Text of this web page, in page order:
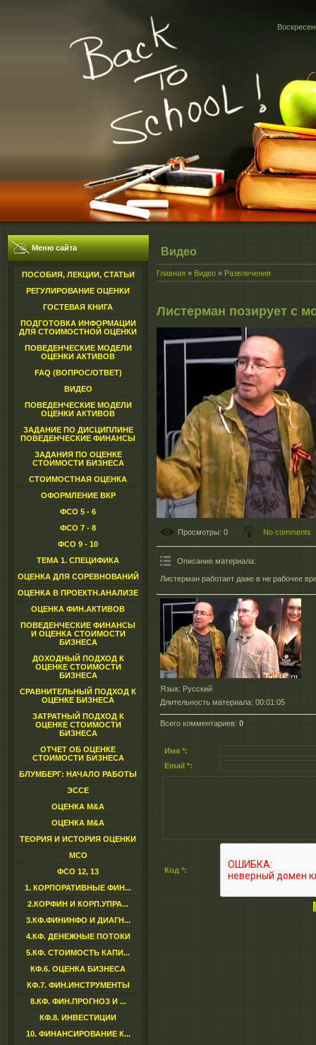
Меню сайта
ПОСОБИЯ, ЛЕКЦИИ, СТАТЬИ
РЕГУЛИРОВАНИЕ ОЦЕНКИ
ГОСТЕВАЯ КНИГА
ПОДГОТОВКА ИНФОРМАЦИИ
ДЛЯ СТОИМОСТНОЙ ОЦЕНКИ
ПОВЕДЕНЧЕСКИЕ МОДЕЛИ
ОЦЕНКИ АКТИВОВ
FAQ (ВОПРОС/ОТВЕТ)
ВИДЕО
ПОВЕДЕНЧЕСКИЕ МОДЕЛИ
ОЦЕНКИ АКТИВОВ
ЗАДАНИЕ ПО ДИСЦИПЛИНЕ
ПОВЕДЕНЧЕСКИЕ ФИНАНСЫ
ЗАДАНИЯ ПО ОЦЕНКЕ
СТОИМОСТИ БИЗНЕСА
СТОИМОСТНАЯ ОЦЕНКА
ОФОРМЛЕНИЕ ВКР
ФСО 5 - 6
ФСО 7 - 8
ФСО 9 - 10
ТЕМА 1. СПЕЦИФИКА
ОЦЕНКА ДЛЯ СОРЕВНОВАНИЙ
ОЦЕНКА В ПРОЕКТН.АНАЛИЗЕ
ОЦЕНКА ФИН.АКТИВОВ
ПОВЕДЕНЧЕСКИЕ ФИНАНСЫ
И ОЦЕНКА СТОИМОСТИ
БИЗНЕСА
ДОХОДНЫЙ ПОДХОД К
ОЦЕНКЕ СТОИМОСТИ
БИЗНЕСА
СРАВНИТЕЛЬНЫЙ ПОДХОД К
ОЦЕНКЕ БИЗНЕСА
ЗАТРАТНЫЙ ПОДХОД К
ОЦЕНКЕ СТОИМОСТИ
БИЗНЕСА
ОТЧЕТ ОБ ОЦЕНКЕ
СТОИМОСТИ БИЗНЕСА
БЛУМБЕРГ: НАЧАЛО РАБОТЫ
ЭССЕ
ОЦЕНКА M&A
ОЦЕНКА M&A
ТЕОРИЯ И ИСТОРИЯ ОЦЕНКИ
МСО
ФСО 12, 13
1. КОРПОРАТИВНЫЕ ФИН...
2.КОРФИН И КОРП.УПРА...
3.КФ.ФИНИНФО И ДИАГН...
4.КФ. ДЕНЕЖНЫЕ ПОТОКИ
5.КФ. СТОИМОСТЬ КАПИ...
КФ.6. ОЦЕНКА БИЗНЕСА
КФ.7. ФИН.ИНСТРУМЕНТЫ
8.КФ. ФИН.ПРОГНОЗ И ...
КФ.8. ИНВЕСТИЦИИ
10. ФИНАНСИРОВАНИЕ К...
Видео
Главная » Видео » Развлечения
Листерман позирует с
Просмотры: 0 No comments
Описание материала:
Листерман работает даже в не рабочее
Язык: Русский
Длительность материала: 00:01:05
Всего комментариев: 0
Имя *:
Email *:
Код *: